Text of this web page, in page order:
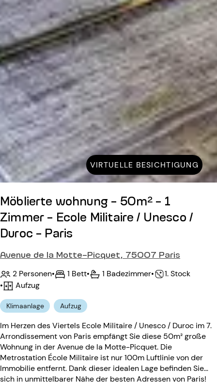
VIRTUELLE BESICHTIGUNG
Möblierte wohnung - 50m² - 1
Zimmer - Ecole Militaire / Unesco /
Duroc - Paris
Avenue de la Motte-Picquet, 75007 Paris
2 Personen• 1 Bett• 1 Badezimmer•
1. Stock
•
Aufzug
Klimaanlage Aufzug
Im Herzen des Viertels Ecole Militaire / Unesco / Duroc im 7.
Arrondissement von Paris empfängt Sie diese 50m² große
Wohnung in der Avenue de la Motte-Picquet. Die
Metrostation École Militaire ist nur 100m Luftlinie von der
Immobilie entfernt. Dank dieser idealen Lage befinden Sie
sich in unmittelbarer Nähe der besten Adressen von Paris!